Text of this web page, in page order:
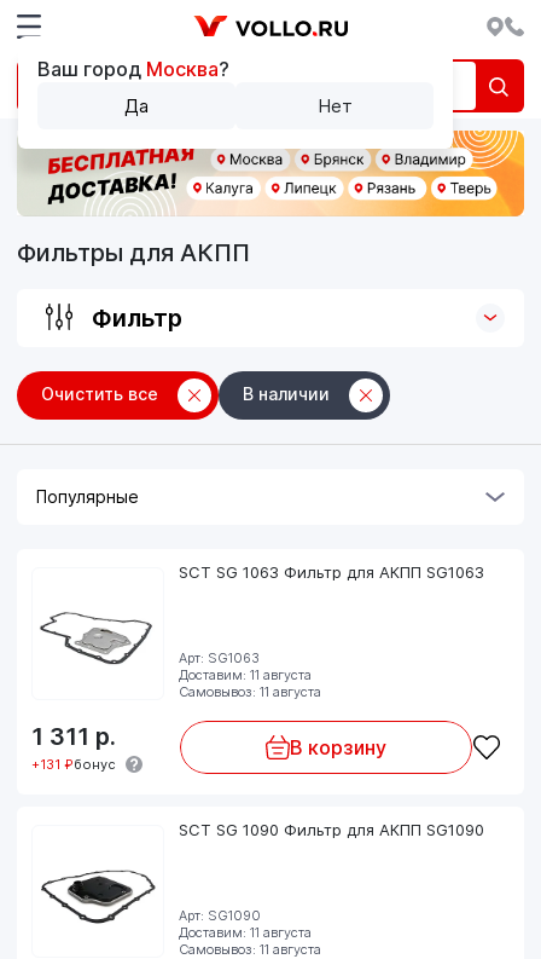
Фильтры для АКПП
Фильтр
Очистить все В наличии
SCT SG 1063 Фильтр для АКПП SG1063
Арт: SG1063
Доставим: 11 августа
Самовывоз: 11 августа
1 311 р.
+131 ₽бонус
В корзину
SCT SG 1090 Фильтр для АКПП SG1090
Арт: SG1090
Доставим: 11 августа
Самовывоз: 11 августа
Ваш город Москва?
Да Нет